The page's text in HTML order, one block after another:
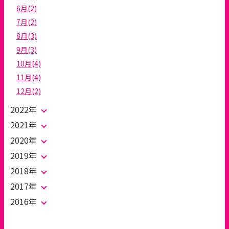
6月(2)
7月(2)
8月(3)
9月(3)
10月(4)
11月(4)
12月(2)
2022年
2021年
2020年
2019年
2018年
2017年
2016年